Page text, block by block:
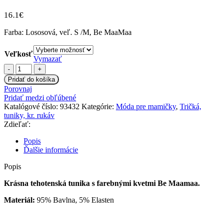
16.1€
Farba: Lososová, veľ. S /M, Be MaaMaa
Veľkosť
Vymazať
množstvo
Be
MaaMaa
Tehotenská
asymetrická
tunika
s
farebnými
kvetmi
-
lososová
Pridať do košíka
Porovnaj
Pridať medzi obľúbené
Katalógové číslo: 93432 Kategórie: Móda pre mamičky, Tričká,
tuniky, kr. rukáv
Zdieľať:
Popis
Ďalšie informácie
Popis
Krásna tehotenská tunika s farebnými kvetmi Be Maamaa.
Materiál: 95% Bavlna, 5% Elasten